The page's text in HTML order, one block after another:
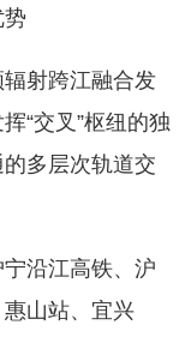
射跨江融合发
“交叉”枢纽的独
多层次轨道交
沿江高铁、沪
山站、宜兴